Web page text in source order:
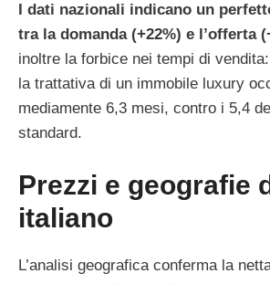
I dati nazionali indicano un
tra la domanda (+22%) e l’offerta
inoltre la forbice nei tempi di
la trattativa di un immobile luxury
mediamente 6,3 mesi, contro i 5,4
standard.
Prezzi e geografie
italiano
L’analisi geografica conferma la